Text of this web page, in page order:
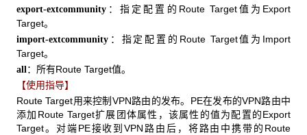
export-extcommunity ：指定配置的Route Target值为Export
Target。
import-extcommunity ：指定配置的Route Target值为Import
Target。
all ：所有Route Target值。
【使用指导】
Route Target用来控制VPN路由的发布。PE在发布的VPN路由中
添加Route Target扩展团体属性，该属性的值为配置的Export
Target。对端PE接收到VPN路由后，将路由中携带的Route